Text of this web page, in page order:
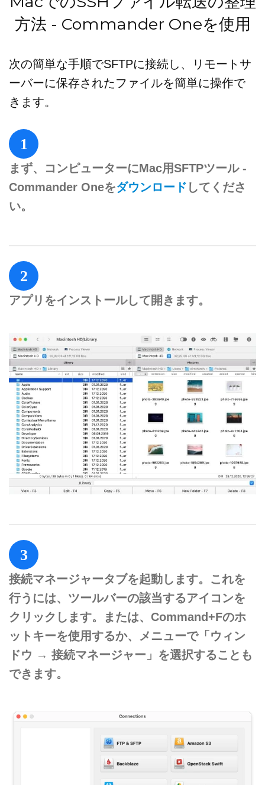
方法 - Commander Oneを使用
次の簡単な手順でSFTPに接続し、リモートサ
ーバーに保存されたファイルを簡単に操作で
きます。
1
まず、コンピューターにMac用SFTPツール -
Commander Oneをダウンロード してくださ
い。
2
アプリをインストールして開きます。
3
接続マネージャータブを起動します。これを
行うには、ツールバーの該当するアイコンを
クリックします。または、Command+Fのホ
ットキーを使用するか、メニューで「ウィン
ドウ → 接続マネージャー」を選択することも
できます。